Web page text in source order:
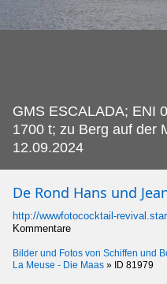
GMS ESCALADA; ENI
1700 t; zu Berg auf der
12.09.2024
De Rond Hans und
http://wwwfotococktail-
Kommentare
Bilder und Fotos von Schiffen und
La Meuse - Die Maas » ID 81979